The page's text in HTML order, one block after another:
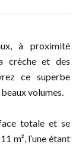
à proximité
crèche et des
ce superbe
volumes.
totale et se
m², l’une étant